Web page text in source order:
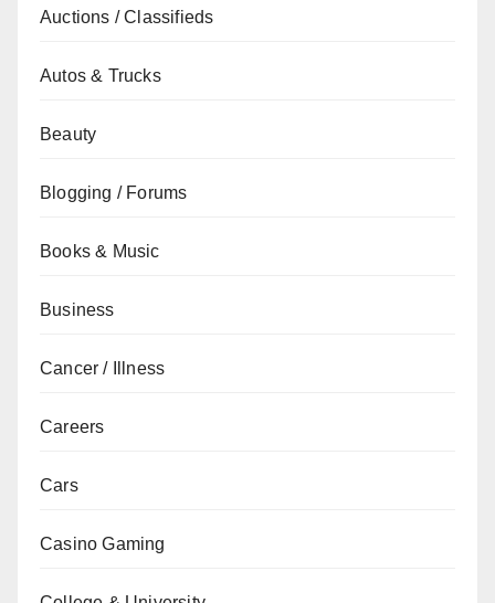
Auctions / Classifieds
Autos & Trucks
Beauty
Blogging / Forums
Books & Music
Business
Cancer / Illness
Careers
Cars
Casino Gaming